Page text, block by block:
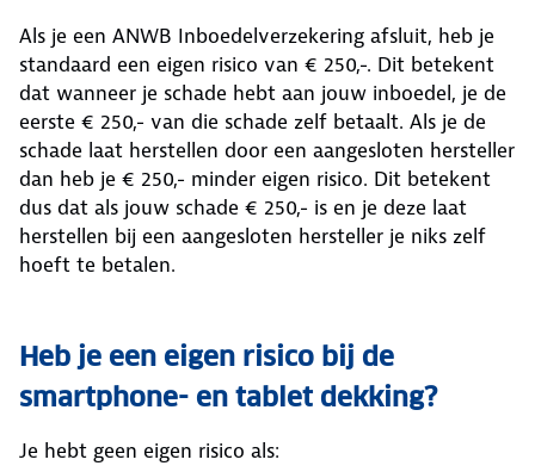
Als je een ANWB Inboedelverzekering afsluit, heb je
standaard een eigen risico van € 250,-. Dit betekent
dat wanneer je schade hebt aan jouw inboedel, je de
eerste € 250,- van die schade zelf betaalt. Als je de
schade laat herstellen door een aangesloten hersteller
dan heb je € 250,- minder eigen risico. Dit betekent
dus dat als jouw schade € 250,- is en je deze laat
herstellen bij een aangesloten hersteller je niks zelf
hoeft te betalen.
Heb je een eigen risico bij de
smartphone- en tablet dekking?
Je hebt geen eigen risico als: